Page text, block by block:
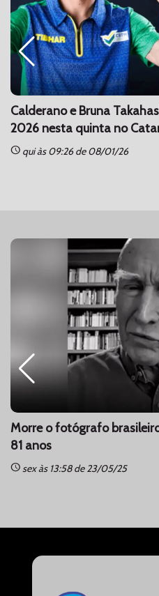
Calderano e Bruna
2026 nesta quinta no
schedule qui às 09:26 de 08/01/26
Morre o fotógrafo
81 anos
schedulesex às 13:58 de 23/05/25